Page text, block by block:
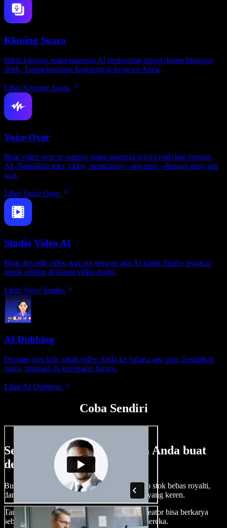
Kloning Suara
Bikin kloning suara manusia AI berkualitas tinggi dalam hitungan
detik. Tanpa instalasi, langsung di browser Anda.
Lihat Kloning Suara
Voice Over
Buat voice over se-natural suara manusia secara real time dengan
AI. Narasikan teks, video, penjelasan—apa pun—dengan gaya apa
saja.
Lihat Voice Over
Studio Video AI
Buat dan edit video dari nol dengan alat AI kami. Studio lengkap
untuk editing & kreasi video Anda.
Lihat Voice Studio
AI Dubbing
Dengan satu klik, ubah video Anda ke bahasa apa pun. Sesuaikan
suara, intonasi, & kecepatan bicara.
Lihat AI Dubbing
Coba Sendiri
Sedikit contoh hal yang bisa Anda buat
dengan Speechify Studio.
Buat voice over, tambah gambar, audio, video stok bebas royalti,
dan kloning suara untuk proyek audio-video yang keren.
Tanpa kurva belajar, semua dari browser—kreator bisa berkarya
sebebas mungkin dan wujudkan ide kreatif mereka.